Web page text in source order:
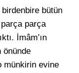
bütün
parça parça
İmâm’ın
önünde
münkirin evine